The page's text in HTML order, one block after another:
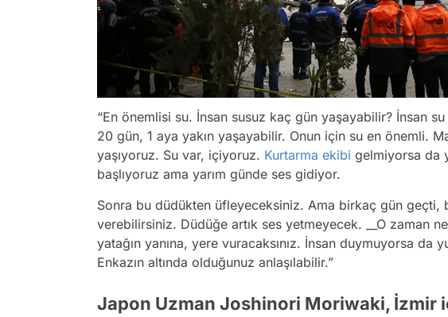
“En önemlisi su. İnsan susuz kaç gün yaşayabilir? İnsan
20 gün, 1 aya yakın yaşayabilir. Onun için su en önemli.
yaşıyoruz. Su var, içiyoruz. Kurtarma ekibi gelmiyorsa da
başlıyoruz ama yarım günde ses gidiyor.
Sonra bu düdükten üfleyeceksiniz. Ama birkaç gün geçti,
verebilirsiniz. Düdüğe artık ses yetmeyecek. __O zaman
yatağın yanına, yere vuracaksınız. İnsan duymuyorsa da
Enkazın altında olduğunuz anlaşılabilir.”
Japon Uzman Joshinori Moriwaki, İzmir